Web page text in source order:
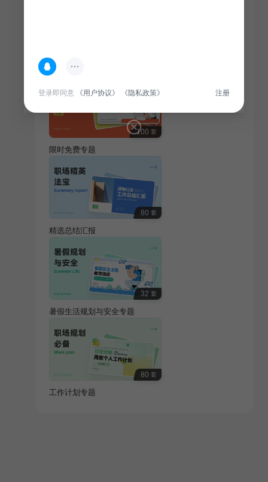
热门专题
100 套
限时免费专题
80 套
精选总结汇报
32 套
暑假生活规划与安全专题
80 套
工作计划专题
登录即同意 《用户协议》 《隐私政策》 注册